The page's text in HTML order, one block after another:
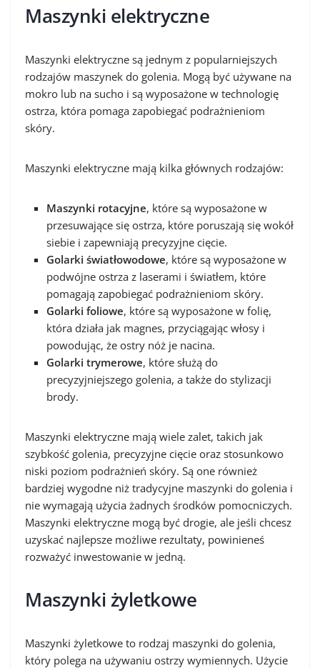
Maszynki elektryczne
Maszynki elektryczne są jednym z popularniejszych
rodzajów maszynek do golenia. Mogą być używane na
mokro lub na sucho i są wyposażone w technologię
ostrza, która pomaga zapobiegać podrażnieniom
skóry.
Maszynki elektryczne mają kilka głównych rodzajów:
Maszynki rotacyjne, które są wyposażone w
przesuwające się ostrza, które poruszają się wokół
siebie i zapewniają precyzyjne cięcie.
Golarki światłowodowe, które są wyposażone w
podwójne ostrza z laserami i światłem, które
pomagają zapobiegać podrażnieniom skóry.
Golarki foliowe, które są wyposażone w folię,
która działa jak magnes, przyciągając włosy i
powodując, że ostry nóż je nacina.
Golarki trymerowe, które służą do
precyzyjniejszego golenia, a także do stylizacji
brody.
Maszynki elektryczne mają wiele zalet, takich jak
szybkość golenia, precyzyjne cięcie oraz stosunkowo
niski poziom podrażnień skóry. Są one również
bardziej wygodne niż tradycyjne maszynki do golenia i
nie wymagają użycia żadnych środków pomocniczych.
Maszynki elektryczne mogą być drogie, ale jeśli chcesz
uzyskać najlepsze możliwe rezultaty, powinieneś
rozważyć inwestowanie w jedną.
Maszynki żyletkowe
Maszynki żyletkowe to rodzaj maszynki do golenia,
który polega na używaniu ostrzy wymiennych. Użycie